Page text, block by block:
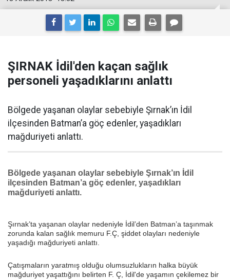
ŞIRNAK İdil'den kaçan sağlık
personeli yaşadıklarını anlattı
Bölgede yaşanan olaylar sebebiyle Şırnak’ın İdil
ilçesinden Batman’a göç edenler, yaşadıkları
mağduriyeti anlattı.
Bölgede yaşanan olaylar sebebiyle Şırnak’ın İdil
ilçesinden Batman’a göç edenler, yaşadıkları
mağduriyeti anlattı.
Şırnak’ta yaşanan olaylar nedeniyle İdil’den Batman’a taşınmak
zorunda kalan sağlık memuru F.Ç, şiddet olayları nedeniyle
yaşadığı mağduriyeti anlattı.
Çatışmaların yaratmış olduğu olumsuzlukların halka büyük
mağduriyet yaşattığını belirten F. Ç, İdil'de yaşamın çekilemez bir